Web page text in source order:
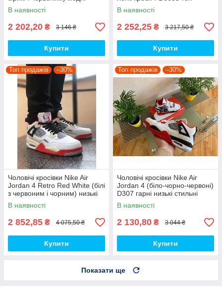
демісезонні кроси PD7043
топ
В наявності
2 202,20 ₴ 3 146 ₴
Купити
В наявності
2 252,25 ₴ 3 217,50 ₴
Купити
Топ продажів –30%
Чоловічі кросівки Nike Air
Jordan 4 Retro Red White (білі
з червоним і чорним) низькі
демі кроси PD7361 топ
В наявності
2 852,85 ₴ 4 075,50 ₴
Купити
Топ продажів –30%
Чоловічі кросівки Nike Air
Jordan 4 (біло-чорно-червоні)
D307 гарні низькі стильні
кроси топ
В наявності
2 130,80 ₴ 3 044 ₴
Купити
Показати ще